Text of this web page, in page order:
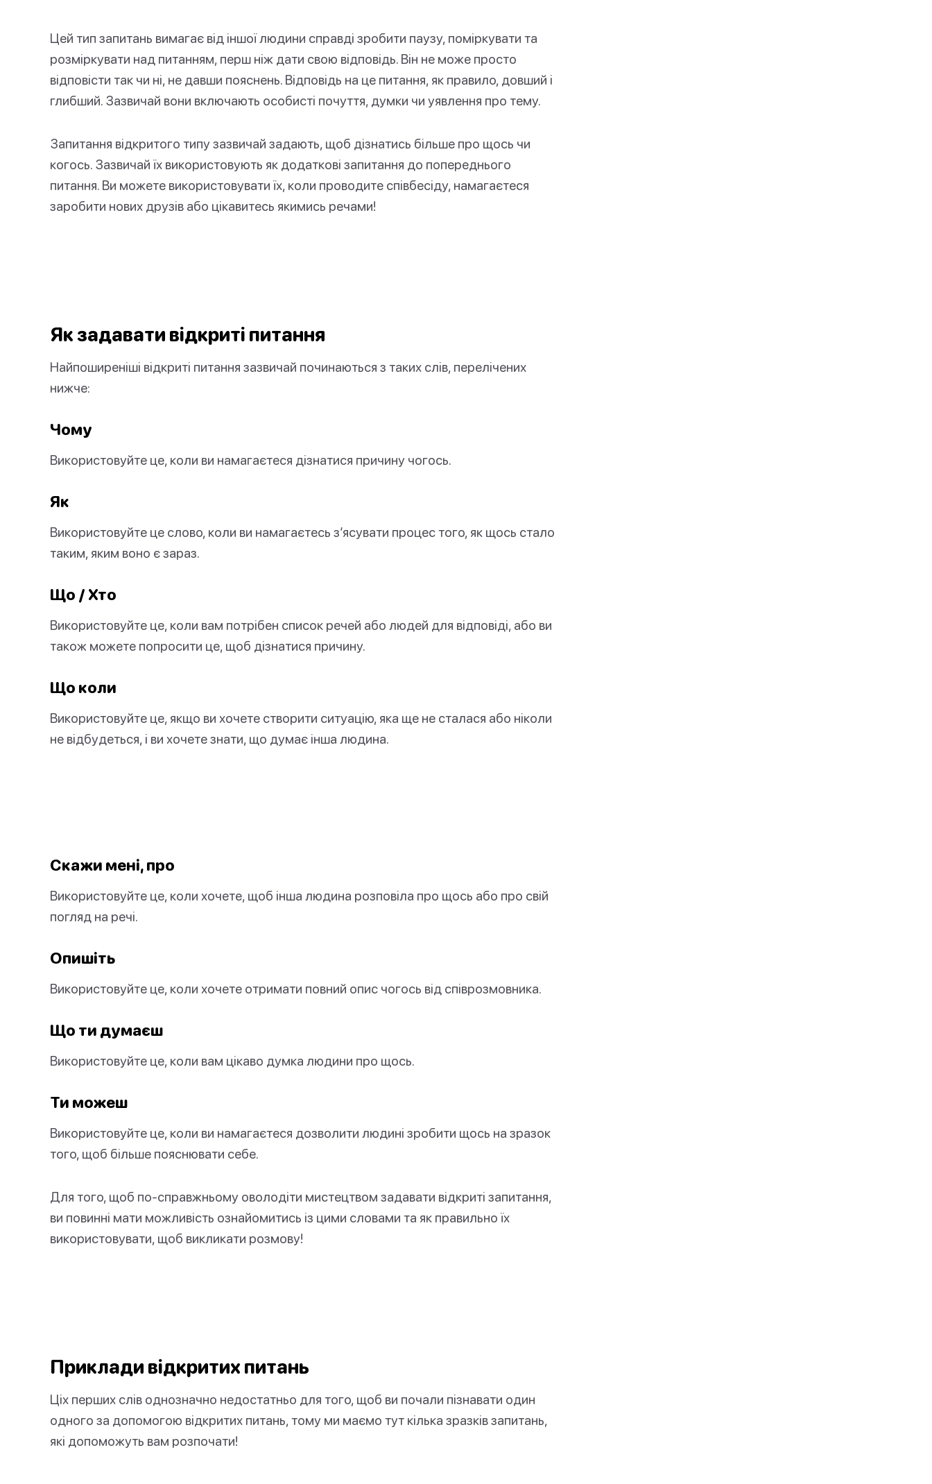
Цей тип запитань вимагає від іншої людини справді зробити паузу, поміркувати та
розміркувати над питанням, перш ніж дати свою відповідь. Він не може просто
відповісти так чи ні, не давши пояснень. Відповідь на це питання, як правило, довший і
глибший. Зазвичай вони включають особисті почуття, думки чи уявлення про тему.
Запитання відкритого типу зазвичай задають, щоб дізнатись більше про щось чи
когось. Зазвичай їх використовують як додаткові запитання до попереднього
питання. Ви можете використовувати їх, коли проводите співбесіду, намагаєтеся
заробити нових друзів або цікавитесь якимись речами!
Як задавати відкриті питання
Найпоширеніші відкриті питання зазвичай починаються з таких слів, перелічених
нижче:
Чому
Використовуйте це, коли ви намагаєтеся дізнатися причину чогось.
Як
Використовуйте це слово, коли ви намагаєтесь з’ясувати процес того, як щось стало
таким, яким воно є зараз.
Що / Хто
Використовуйте це, коли вам потрібен список речей або людей для відповіді, або ви
також можете попросити це, щоб дізнатися причину.
Що коли
Використовуйте це, якщо ви хочете створити ситуацію, яка ще не сталася або ніколи
не відбудеться, і ви хочете знати, що думає інша людина.
Скажи мені, про
Використовуйте це, коли хочете, щоб інша людина розповіла про щось або про свій
погляд на речі.
Опишіть
Використовуйте це, коли хочете отримати повний опис чогось від співрозмовника.
Що ти думаєш
Використовуйте це, коли вам цікаво думка людини про щось.
Ти можеш
Використовуйте це, коли ви намагаєтеся дозволити людині зробити щось на зразок
того, щоб більше пояснювати себе.
Для того, щоб по-справжньому оволодіти мистецтвом задавати відкриті запитання,
ви повинні мати можливість ознайомитись із цими словами та як правильно їх
використовувати, щоб викликати розмову!
Приклади відкритих питань
Ціх перших слів однозначно недостатньо для того, щоб ви почали пізнавати один
одного за допомогою відкритих питань, тому ми маємо тут кілька зразків запитань,
які допоможуть вам розпочати!